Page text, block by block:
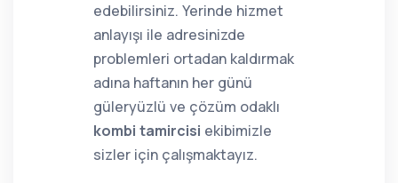
edebilirsiniz. Yerinde hizmet
anlayışı ile adresinizde
problemleri ortadan kaldırmak
adına haftanın her günü
güleryüzlü ve çözüm odaklı
kombi tamircisi ekibimizle
sizler için çalışmaktayız.